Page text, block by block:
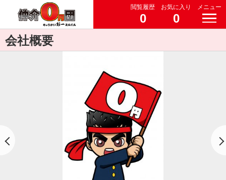
閲覧履歴
0
お気に入り
0
メニュー
会社概要